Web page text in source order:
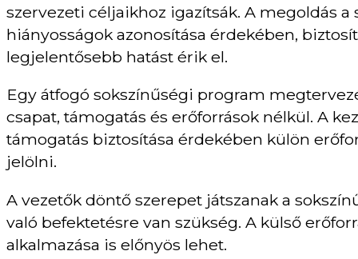
szervezeti céljaikhoz igazítsák. A megoldás
hiányosságok azonosítása érdekében,
legjelentősebb hatást érik el.
Egy átfogó sokszínűségi program
csapat, támogatás és erőforrások nélkül. A
támogatás biztosítása érdekében külön
jelölni.
A vezetők döntő szerepet játszanak a
való befektetésre van szükség. A külső
alkalmazása is előnyös lehet.